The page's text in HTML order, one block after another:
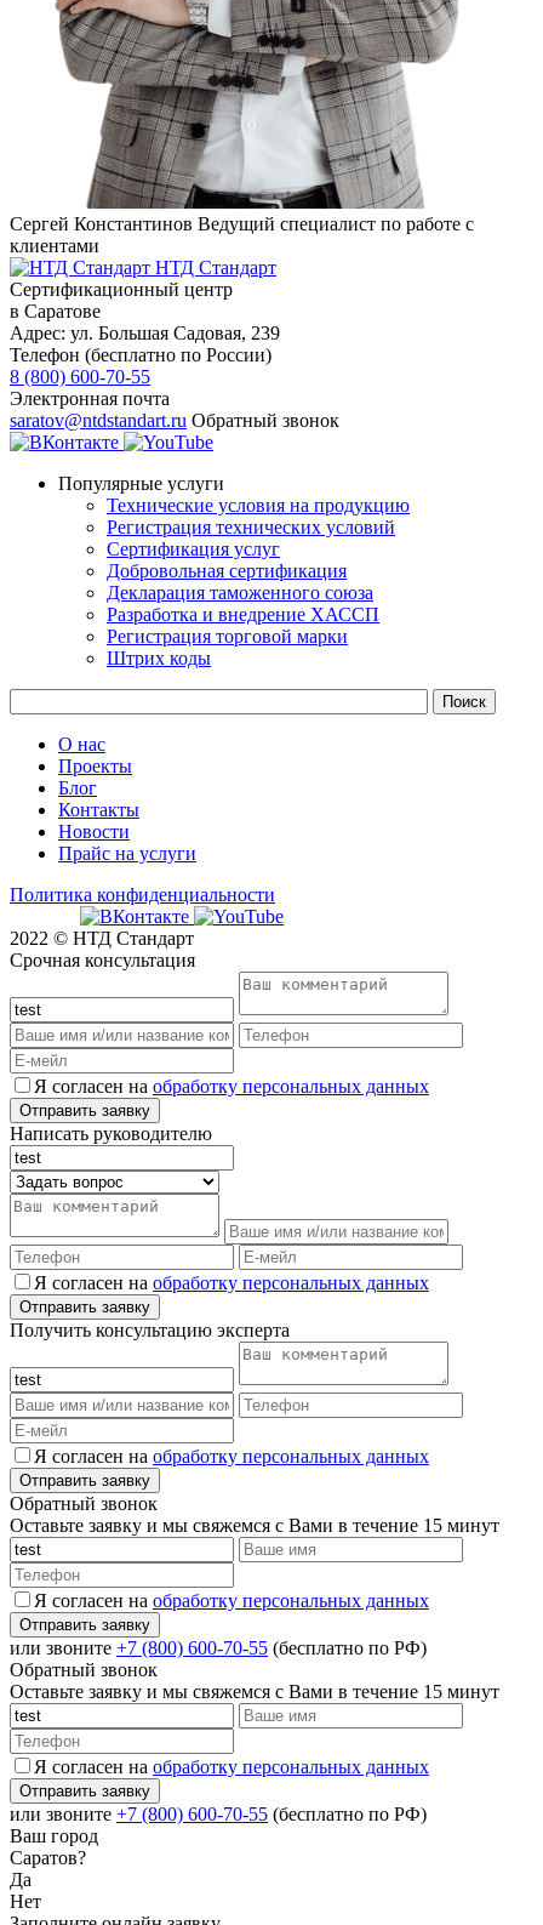
Сергей Константинов Ведущий специалист по работе с
клиентами
НТД Стандарт
Сертификационный центр
в Саратове
Адрес: ул. ​​​​​​Большая Садовая, 239
Телефон (бесплатно по России)
8 (800) 600-70-55
Электронная почта
saratov@ntdstandart.ru Обратный звонок
Популярные услуги
Технические условия на продукцию
Регистрация технических условий
Сертификация услуг
Добровольная сертификация
Декларация таможенного союза
Разработка и внедрение ХАССП
Регистрация торговой марки
Штрих коды
О нас
Проекты
Блог
Контакты
Новости
Прайс на услуги
Политика конфиденциальности
2022 © НТД Стандарт
Срочная консультация
Я согласен на обработку персональных данных
Написать руководителю
Я согласен на обработку персональных данных
Получить консультацию эксперта
Я согласен на обработку персональных данных
Обратный звонок
Оставьте заявку и мы свяжемся с Вами в течение 15 минут
Я согласен на обработку персональных данных
или звоните +7 (800) 600-70-55 (бесплатно по РФ)
Обратный звонок
Оставьте заявку и мы свяжемся с Вами в течение 15 минут
Я согласен на обработку персональных данных
или звоните +7 (800) 600-70-55 (бесплатно по РФ)
Ваш город
Саратов?
Да
Нет